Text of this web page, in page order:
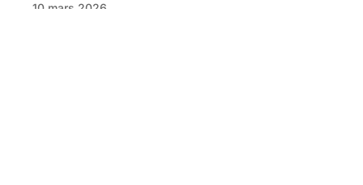
10 mars 2026